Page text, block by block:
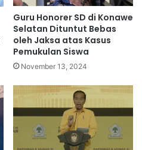
Guru Honorer SD di Konawe
Selatan Dituntut Bebas
oleh Jaksa atas Kasus
Pemukulan Siswa
November 13, 2024